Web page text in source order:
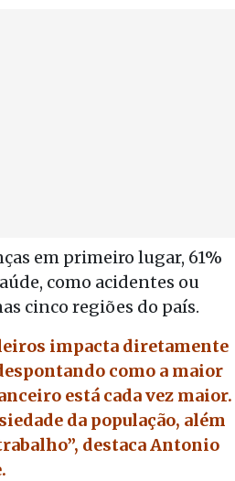
em primeiro lugar, 61%
como acidentes ou
cinco regiões do país.
impacta diretamente
como a maior
está cada vez maior.
da população, além
destaca Antonio